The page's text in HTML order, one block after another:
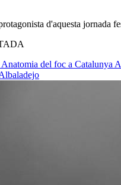
d'aquesta jornada
Anatomia del foc a Catalunya